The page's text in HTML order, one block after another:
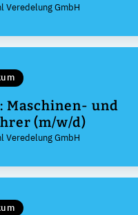
Veredelung GmbH
Maschinen- und
(m/w/d)
Veredelung GmbH